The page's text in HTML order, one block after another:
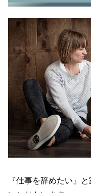
『仕事を辞めたい』